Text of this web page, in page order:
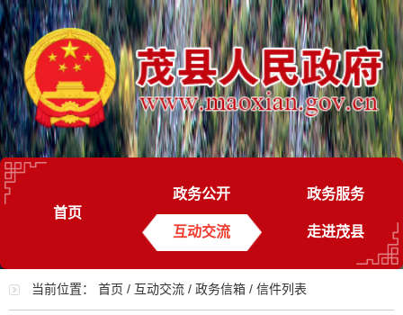
首页
政务公开 政务服务
互动交流 走进茂县
当前位置： 首页 / 互动交流 / 政务信箱 / 信件列表